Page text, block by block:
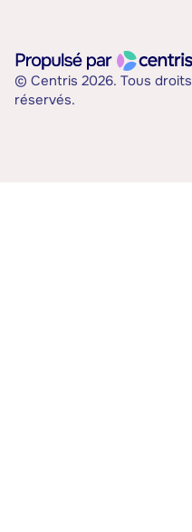
© Centris 2026. Tous droits
réservés.